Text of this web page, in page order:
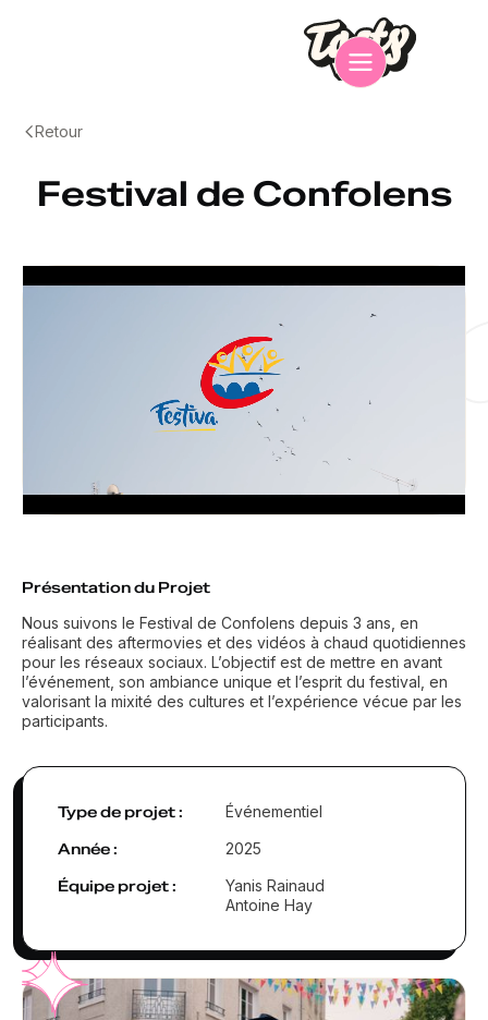
Festival de Confolens
Retour
Présentation du Projet
Nous suivons le Festival de Confolens depuis 3 ans, en
réalisant des aftermovies et des vidéos à chaud quotidiennes
pour les réseaux sociaux. L’objectif est de mettre en avant
l’événement, son ambiance unique et l’esprit du festival, en
valorisant la mixité des cultures et l’expérience vécue par les
participants.
Type de projet : Événementiel
Année : 2025
Équipe projet :
Yanis Rainaud
Antoine Hay